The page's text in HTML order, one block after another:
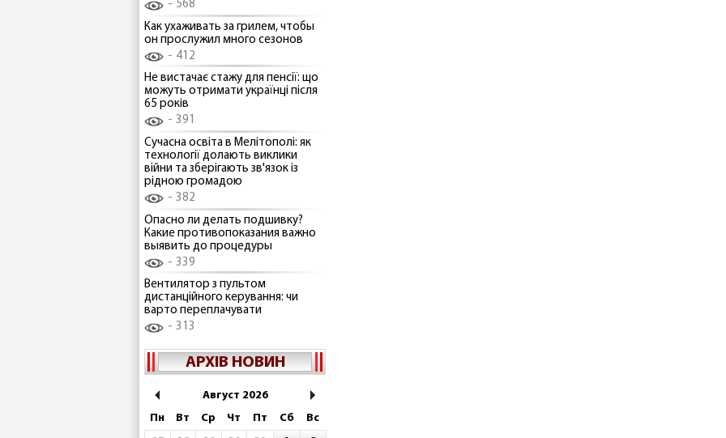
568
Как ухаживать за грилем, чтобы
он прослужил много сезонов
412
Не вистачає стажу для пенсії: що
можуть отримати українці після
65 років
391
Сучасна освіта в Мелітополі: як
технології долають виклики
війни та зберігають зв'язок із
рідною громадою
382
Опасно ли делать подшивку?
Какие противопоказания важно
выявить до процедуры
339
Вентилятор з пультом
дистанційного керування: чи
варто переплачувати
313
АРХІВ НОВИН
Август 2026
Пн
Вт Ср Чт Пт Сб
Вс